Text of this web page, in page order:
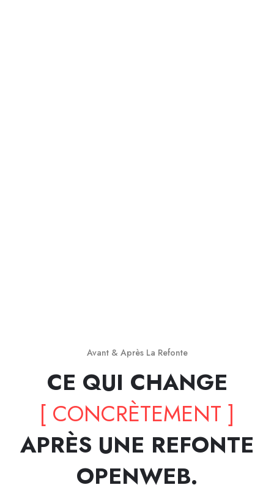
Avant & Après La Refonte
CE QUI CHANGE
[ CONCRÈTEMENT ]
APRÈS UNE REFONTE
OPENWEB.